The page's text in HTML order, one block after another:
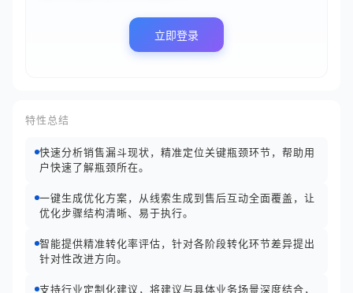
立即登录
特性总结
快速分析销售漏斗现状，精准定位关键瓶颈环节，帮助用
户快速了解瓶颈所在。
一键生成优化方案，从线索生成到售后互动全面覆盖，让
优化步骤结构清晰、易于执行。
智能提供精准转化率评估，针对各阶段转化环节差异提出
针对性改进方向。
支持行业定制化建议，将建议与具体业务场景深度结合，